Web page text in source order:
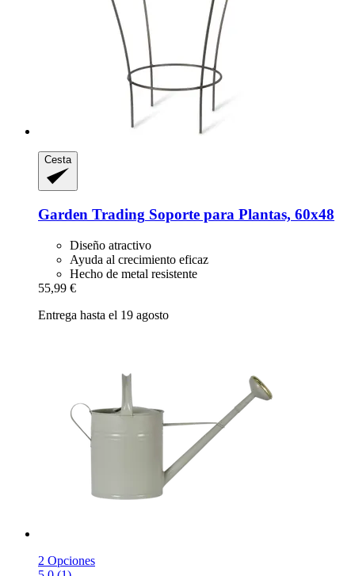
Cesta
Garden Trading Soporte para Plantas, 60x48
Diseño atractivo
Ayuda al crecimiento eficaz
Hecho de metal resistente
55,99 €
Entrega hasta el 19 agosto
2 Opciones